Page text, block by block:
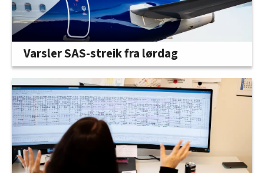
Varsler SAS-streik fra lørdag